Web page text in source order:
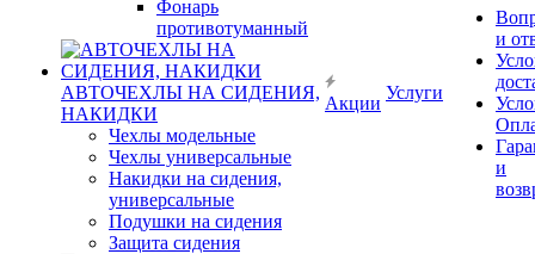
Фонарь
противотуманный
АВТОЧЕХЛЫ НА СИДЕНИЯ,
НАКИДКИ
Чехлы модельные
Чехлы универсальные
Накидки на сидения,
универсальные
Подушки на сидения
Защита сидения
Акции
Услуги
и
и